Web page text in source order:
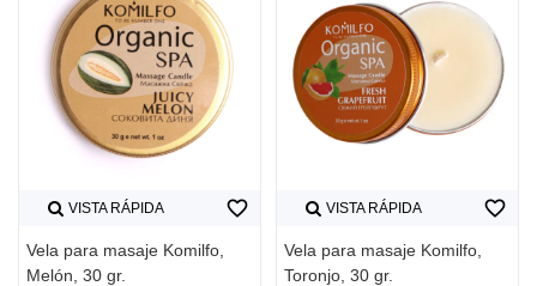
VISTA RÁPIDA
Vela para masaje Komilfo,
Melón, 30 gr.
favorite_border VISTA RÁPIDA
Vela para masaje Komilfo,
Toronjo, 30 gr.
favorite_border